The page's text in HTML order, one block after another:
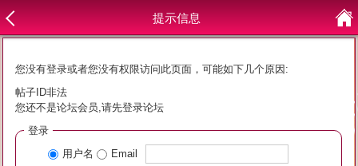
提示信息
您没有登录或者您没有权限访问此页面，可能如下几个原因:
帖子ID非法
您还不是论坛会员,请先登录论坛
登录
用户名
Email